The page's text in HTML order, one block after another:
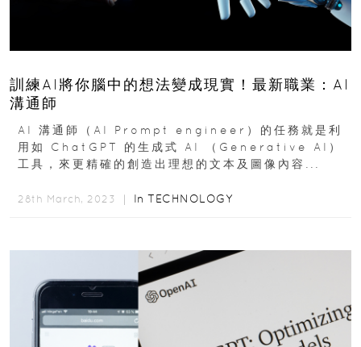
訓練AI將你腦中的想法變成現實！最新職業：AI
溝通師
AI 溝通師（AI Prompt engineer）的任務就是利
用如 ChatGPT 的生成式 AI （Generative AI）
工具，來更精確的創造出理想的文本及圖像內容...
28th March, 2023 ｜ In TECHNOLOGY